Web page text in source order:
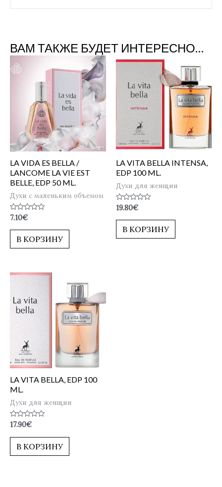
ВАМ ТАКЖЕ БУДЕТ ИНТЕРЕСНО…
LA VIDA ES BELLA /
LANCOME LA VIE EST
BELLE, EDP 50 ML.
Духи с маленьким объемом
Оценка
из
7.10€
В КОРЗИНУ
LA VITA BELLA INTENSA,
EDP 100 ML.
Духи для женщин
Оценка
из
19.80€
В КОРЗИНУ
LA VITA BELLA, EDP 100
ML.
Духи для женщин
Оценка
из
17.90€
В КОРЗИНУ